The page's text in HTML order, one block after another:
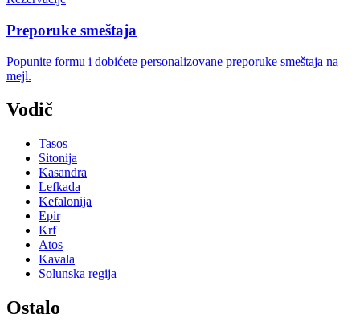
Preporuke smeštaja
Popunite formu i dobićete personalizovane preporuke smeštaja na
mejl.
Vodič
Tasos
Sitonija
Kasandra
Lefkada
Kefalonija
Epir
Krf
Atos
Kavala
Solunska regija
Ostalo